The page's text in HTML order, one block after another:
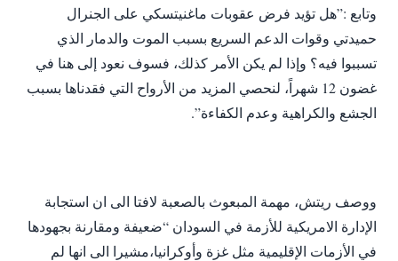
وتابع :”هل تؤيد فرض عقوبات ماغنيتسكي على الجنرال
حميدتي وقوات الدعم السريع بسبب الموت والدمار الذي
تسببوا فيه؟ وإذا لم يكن الأمر كذلك، فسوف نعود إلى هنا في
غضون 12 شهراً، لنحصي المزيد من الأرواح التي فقدناها بسبب
الجشع والكراهية وعدم الكفاءة”.
ووصف ريتش، مهمة المبعوث بالصعبة لافتا الى ان استجابة
الإدارة الامريكية للأزمة في السودان “ضعيفة ومقارنة بجهودها
في الأزمات الإقليمية مثل غزة وأوكرانيا،مشيرا الى انها لم